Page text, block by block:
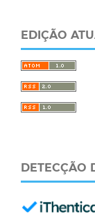
EDIÇÃO
DETECÇÃO